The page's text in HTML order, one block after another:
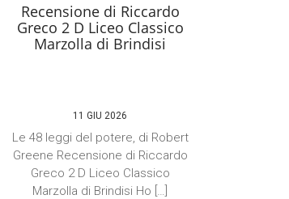
Recensione di Riccardo
Greco 2 D Liceo Classico
Marzolla di Brindisi
11 GIU 2026
Le 48 leggi del potere, di Robert
Greene Recensione di Riccardo
Greco 2 D Liceo Classico
Marzolla di Brindisi Ho […]